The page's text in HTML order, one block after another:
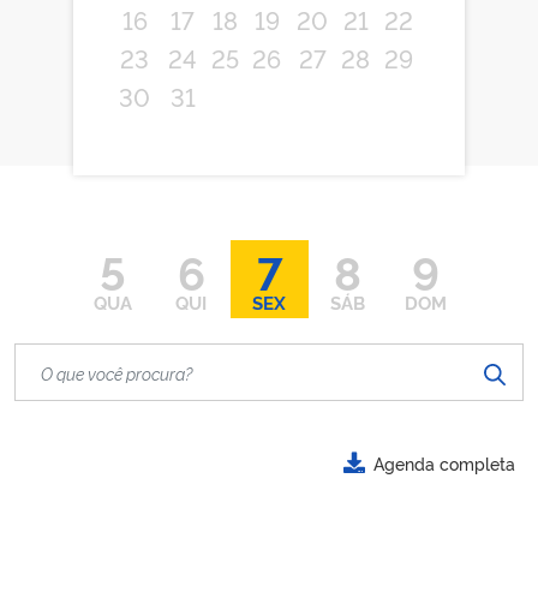
16
17 18 19 20 21
22
23
24 25 26 27 28 29
30
31
5
QUA
6
QUI
7
SEX
8
SÁB
9
DOM
Agenda completa